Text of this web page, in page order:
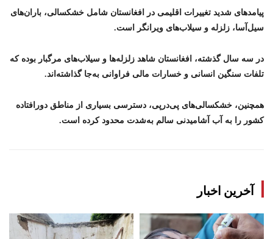
پیامدهای شدید تغییرات اقلیمی در افغانستان شامل خشکسالی، باران‌های
سیل‌آسا، زلزله و سیلاب‌های ویرانگر است.
در سه سال گذشته، افغانستان شاهد زلزله‌ها و سیلاب‌های مرگبار بوده که
تلفات سنگین انسانی و خسارات مالی فراوانی به‌جا گذاشته‌اند.
همچنین، خشکسالی‌های پی‌درپی، دسترسی بسیاری از مناطق دورافتاده
کشور را به آب آشامیدنی سالم به‌شدت محدود کرده است.
آخرین اخبار